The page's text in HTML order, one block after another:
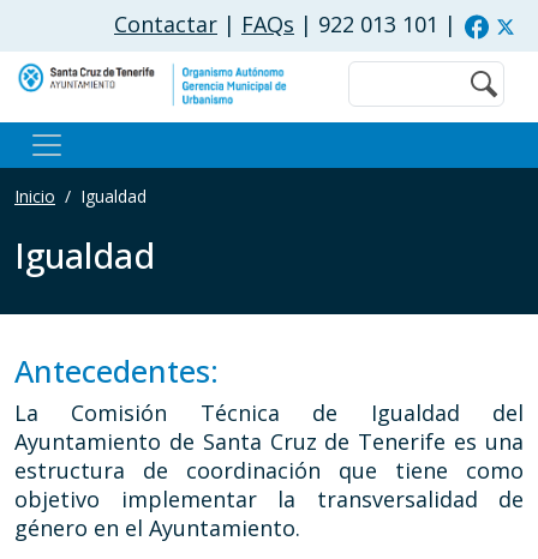
Pasar al contenido principal
Contactar | FAQs | 922 013 101 |
Buscar
Inicio Igualdad
Igualdad
Antecedentes:
La Comisión Técnica de Igualdad del
Ayuntamiento de Santa Cruz de Tenerife es una
estructura de coordinación que tiene como
objetivo implementar la transversalidad de
género en el Ayuntamiento.